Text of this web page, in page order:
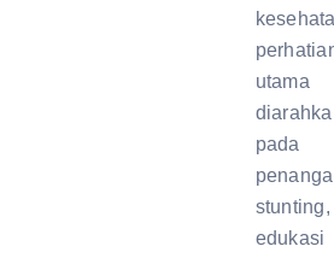
utama
pada
stunting,
edukasi